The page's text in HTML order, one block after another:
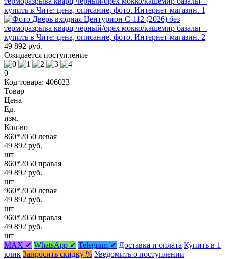
49 892 руб.
Ожидается поступление
0
Код товара: 406023
Товар
Цена
Ед.
изм.
Кол-во
860*2050 левая
49 892 руб.
шт
860*2050 правая
49 892 руб.
шт
960*2050 левая
49 892 руб.
шт
960*2050 правая
49 892 руб.
шт
MAX ✔ WhatsApp ✔ Telegram ✔ Доставка и оплата Купить в 1
клик Запросить скидку % Уведомить о поступлении